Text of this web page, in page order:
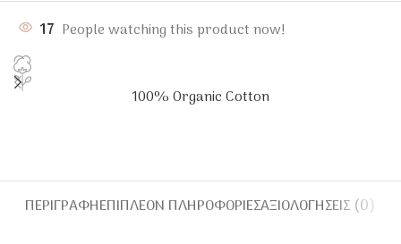
17 People watching this product now!
100% Organic Cotton
ΠΕΡΙΓΡΑΦΉΕΠΙΠΛΈΟΝ ΠΛΗΡΟΦΟΡΊΕΣΑΞΙΟΛΟΓΉΣΕΙΣ (0)